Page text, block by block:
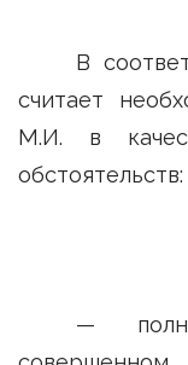
В
считает
М.И. в
обстоятельств:
—